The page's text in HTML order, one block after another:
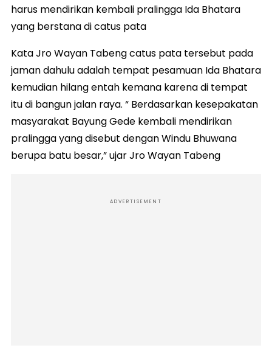
harus mendirikan kembali pralingga Ida Bhatara
yang berstana di catus pata
Kata Jro Wayan Tabeng catus pata tersebut pada
jaman dahulu adalah tempat pesamuan Ida Bhatara
kemudian hilang entah kemana karena di tempat
itu di bangun jalan raya. “ Berdasarkan kesepakatan
masyarakat Bayung Gede kembali mendirikan
pralingga yang disebut dengan Windu Bhuwana
berupa batu besar,” ujar Jro Wayan Tabeng
ADVERTISEMENT